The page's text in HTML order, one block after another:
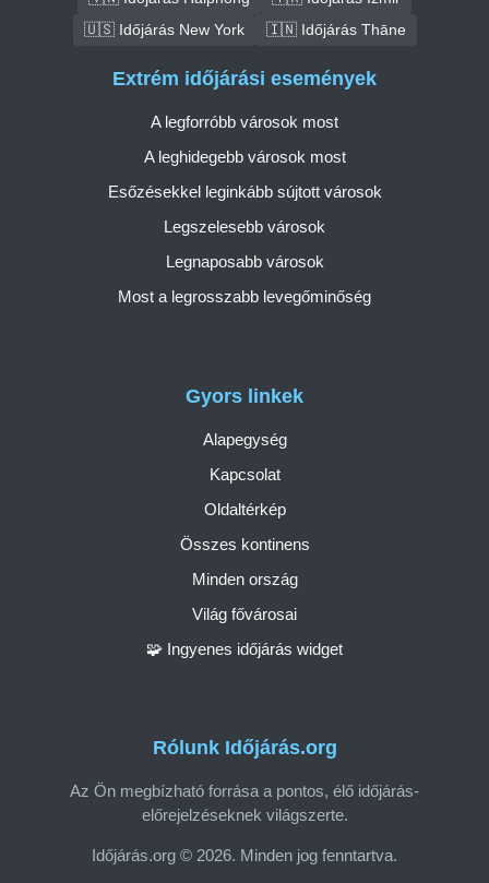
🇺🇸 Időjárás New York
🇮🇳 Időjárás Thāne
Rólunk Időjárás.org
Az Ön megbízható forrása a pontos, élő időjárás-
előrejelzéseknek világszerte.
Időjárás.org © 2026. Minden jog fenntartva.
Gyors linkek
Alapegység
Kapcsolat
Oldaltérkép
Összes kontinens
Minden ország
Világ fővárosai
🧩 Ingyenes időjárás widget
Extrém időjárási események
A legforróbb városok most
A leghidegebb városok most
Esőzésekkel leginkább sújtott városok
Legszelesebb városok
Legnaposabb városok
Most a legrosszabb levegőminőség